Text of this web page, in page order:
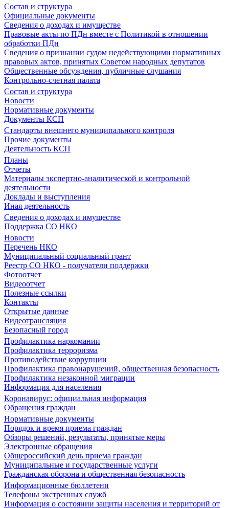
Состав и структура
Официальные документы
Сведения о доходах и имуществе
Правовые акты по ПДн вместе с Политикой в отношении
обработки ПДн
Сведения о признании судом недействующими нормативных
правовых актов, принятых Советом народных депутатов
Общественные обсуждения, публичные слушания
Контрольно-счетная палата
Состав и структура
Новости
Нормативные документы
Документы КСП
Стандарты внешнего муниципального контроля
Прочие документы
Деятельность КСП
Планы
Отчеты
Материалы экспертно-аналитической и контрольной
деятельности
Доклады и выступления
Иная деятельность
Сведения о доходах и имуществе
Поддержка СО НКО
Новости
Перечень НКО
Муниципальный социальный грант
Реестр СО НКО - получатели поддержки
Фотоотчет
Видеоотчет
Полезные ссылки
Контакты
Открытые данные
Видеотрансляция
Безопасный город
Профилактика наркомании
Профилактика терроризма
Противодействие коррупции
Профилактика правонарушений, общественная безопасность
Профилактика незаконной миграции
Информация для населения
Коронавирус: официальная информация
Обращения граждан
Нормативные документы
Порядок и время приема граждан
Обзоры решений, результаты, принятые меры
Электронные обращения
Общероссийский день приема граждан
Муниципальные и государственные услуги
Гражданская оборона и общественная безопасность
Информационные бюллетени
Телефоны экстренных служб
Информация о состоянии защиты населения и территорий от